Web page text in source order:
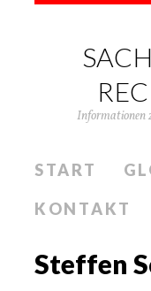
Informationen
START
KONTAKT
Steffen